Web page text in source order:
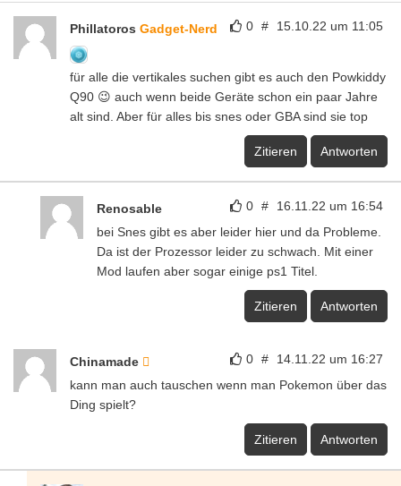
0 # 15.10.22 um 11:05
Phillatoros Gadget-Nerd
für alle die vertikales suchen gibt es auch den Powkiddy
Q90 😉 auch wenn beide Geräte schon ein paar Jahre
alt sind. Aber für alles bis snes oder GBA sind sie top
Zitieren Antworten
0 # 16.11.22 um 16:54
Renosable
bei Snes gibt es aber leider hier und da Probleme.
Da ist der Prozessor leider zu schwach. Mit einer
Mod laufen aber sogar einige ps1 Titel.
Zitieren Antworten
0 # 14.11.22 um 16:27
Chinamade
kann man auch tauschen wenn man Pokemon über das
Ding spielt?
Zitieren Antworten